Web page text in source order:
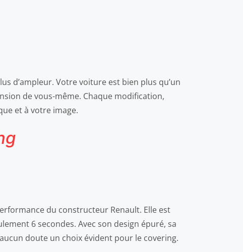
d’ampleur. Votre voiture est bien plus qu’un
de vous-même. Chaque modification,
et à votre image.
du constructeur Renault. Elle est
6 secondes. Avec son design épuré, sa
doute un choix évident pour le covering.